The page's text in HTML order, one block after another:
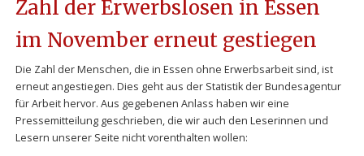
Zahl der Erwerbslosen in Essen
im November erneut gestiegen
Die Zahl der Menschen, die in Essen ohne Erwerbsarbeit sind, ist
erneut angestiegen. Dies geht aus der Statistik der Bundesagentur
für Arbeit hervor. Aus gegebenen Anlass haben wir eine
Pressemitteilung geschrieben, die wir auch den Leserinnen und
Lesern unserer Seite nicht vorenthalten wollen: